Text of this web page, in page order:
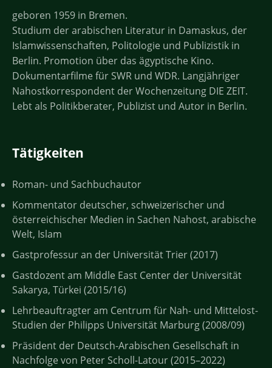
geboren 1959 in Bremen.
Studium der arabischen Literatur in Damaskus, der
Islamwissenschaften, Politologie und Publizistik in
Berlin. Promotion über das ägyptische Kino.
Dokumentarfilme für SWR und WDR. Langjähriger
Nahostkorrespondent der Wochenzeitung DIE ZEIT.
Lebt als Politikberater, Publizist und Autor in Berlin.
Tätigkeiten
Roman- und Sachbuchautor
Kommentator deutscher, schweizerischer und
österreichischer Medien in Sachen Nahost, arabische
Welt, Islam
Gastprofessur an der Universität Trier (2017)
Gastdozent am Middle East Center der Universität
Sakarya, Türkei (2015/16)
Lehrbeauftragter am Centrum für Nah- und Mittelost-
Studien der Philipps Universität Marburg (2008/09)
Präsident der Deutsch-Arabischen Gesellschaft in
Nachfolge von Peter Scholl-Latour (2015–2022)